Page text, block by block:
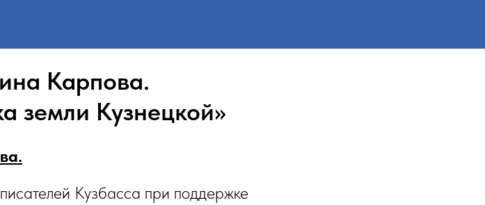
Карпова.
земли Кузнецкой»
Кузбасса при поддержке